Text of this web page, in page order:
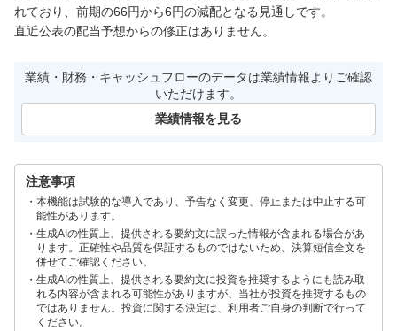
れており、前期の66円から6円の減配となる見通しです。
直近公表の配当予想からの修正はありません。
業績・財務・キャッシュフローのデータは業績情報よりご確認
いただけます。
業績情報を見る
注意事項
本機能は試験的な導入であり、予告なく変更、停止または中止する可
能性があります。
生成AIの性質上、提供される要約文に誤った情報が含まれる場合があ
ります。正確性や品質を保証するものではないため、決算短信全文を
併せてご確認ください。
生成AIの性質上、提供される要約文に投資を推奨するようにも読み取
れる内容が含まれる可能性がありますが、当社が投資を推奨するもの
ではありません。投資に関する決定は、利用者ご自身の判断で行って
ください。